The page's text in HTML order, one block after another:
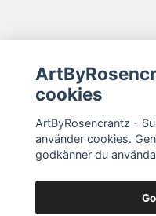
Sociala medier
Köpvillkor/Returer/
cookies
ArtByRosencrantz -
använder cookies.
godkänner du